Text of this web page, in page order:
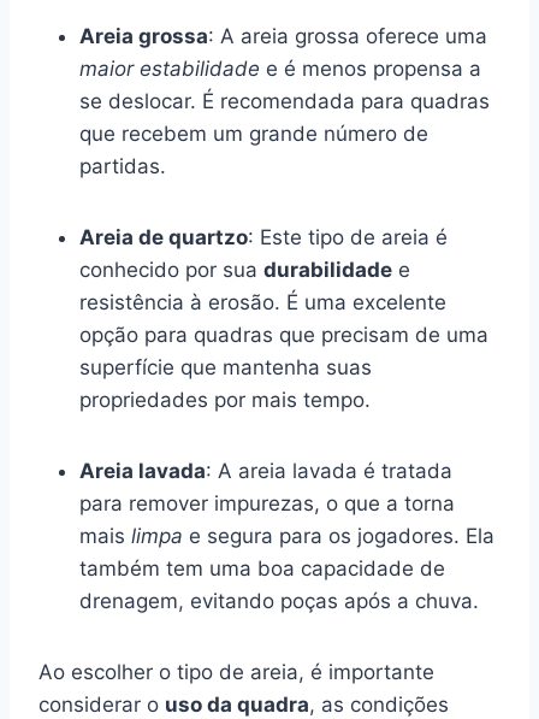
Areia grossa: A areia grossa oferece uma
maior estabilidade e é menos propensa a
se deslocar. É recomendada para quadras
que recebem um grande número de
partidas.
Areia de quartzo: Este tipo de areia é
conhecido por sua durabilidade e
resistência à erosão. É uma excelente
opção para quadras que precisam de uma
superfície que mantenha suas
propriedades por mais tempo.
Areia lavada: A areia lavada é tratada
para remover impurezas, o que a torna
mais limpa e segura para os jogadores. Ela
também tem uma boa capacidade de
drenagem, evitando poças após a chuva.
Ao escolher o tipo de areia, é importante
considerar o uso da quadra, as condições